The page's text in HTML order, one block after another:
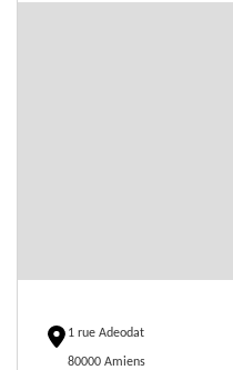
1 rue Adeodat
80000 Amiens